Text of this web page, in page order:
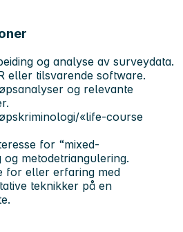
og analyse av surveydata.
eller tilsvarende software.
og relevante
«life-course
for “mixed-
og metodetriangulering.
for eller erfaring med
teknikker på en